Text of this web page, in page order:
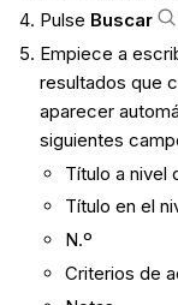
Pulse Buscar
Empiece a
resultados que
aparecer
siguientes
Título a nivel
Título en el
N.º
Criterios de